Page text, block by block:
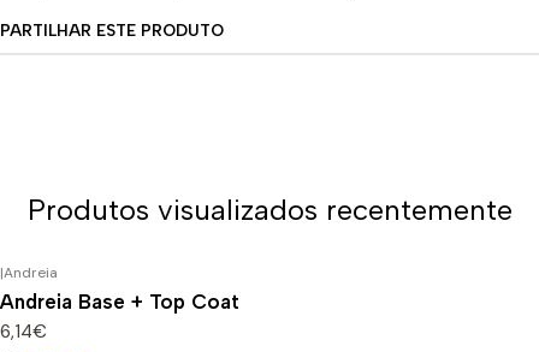
PARTILHAR ESTE PRODUTO
Produtos visualizados recentemente
|Andreia
Andreia Base + Top Coat
6,14€